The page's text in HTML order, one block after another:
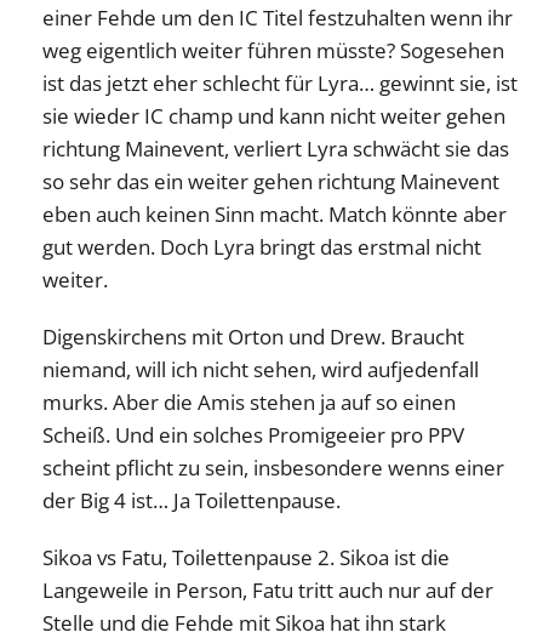
einer Fehde um den IC Titel festzuhalten wenn ihr
weg eigentlich weiter führen müsste? Sogesehen
ist das jetzt eher schlecht für Lyra… gewinnt sie, ist
sie wieder IC champ und kann nicht weiter gehen
richtung Mainevent, verliert Lyra schwächt sie das
so sehr das ein weiter gehen richtung Mainevent
eben auch keinen Sinn macht. Match könnte aber
gut werden. Doch Lyra bringt das erstmal nicht
weiter.
Digenskirchens mit Orton und Drew. Braucht
niemand, will ich nicht sehen, wird aufjedenfall
murks. Aber die Amis stehen ja auf so einen
Scheiß. Und ein solches Promigeeier pro PPV
scheint pflicht zu sein, insbesondere wenns einer
der Big 4 ist… Ja Toilettenpause.
Sikoa vs Fatu, Toilettenpause 2. Sikoa ist die
Langeweile in Person, Fatu tritt auch nur auf der
Stelle und die Fehde mit Sikoa hat ihn stark